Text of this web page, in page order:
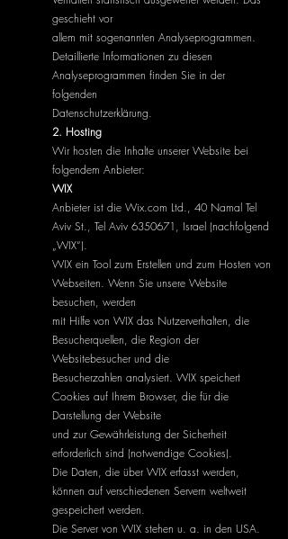
geschieht vor
allem mit sogenannten Analyseprogrammen.
Detaillierte Informationen zu diesen
Analyseprogrammen finden Sie in der
folgenden
Datenschutzerklärung.
2. Hosting
Wir hosten die Inhalte unserer Website bei
folgendem Anbieter:
WIX
Anbieter ist die Wix.com Ltd., 40 Namal Tel
Aviv St., Tel Aviv 6350671, Israel (nachfolgend
„WIX“).
WIX ein Tool zum Erstellen und zum Hosten von
Webseiten. Wenn Sie unsere Website
besuchen, werden
mit Hilfe von WIX das Nutzerverhalten, die
Besucherquellen, die Region der
Websitebesucher und die
Besucherzahlen analysiert. WIX speichert
Cookies auf Ihrem Browser, die für die
Darstellung der Website
und zur Gewährleistung der Sicherheit
erforderlich sind (notwendige Cookies).
Die Daten, die über WIX erfasst werden,
können auf verschiedenen Servern weltweit
gespeichert werden.
Die Server von WIX stehen u. a. in den USA.